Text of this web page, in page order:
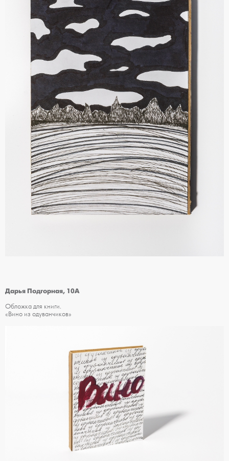
Дарья Подгорная, 10А
Обложка для книги.
«Вино из одуванчиков»